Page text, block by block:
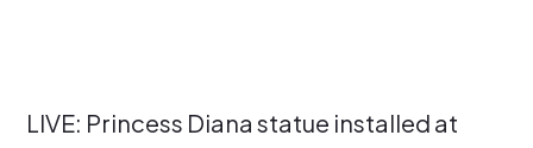
LIVE: Princess Diana statue installed at